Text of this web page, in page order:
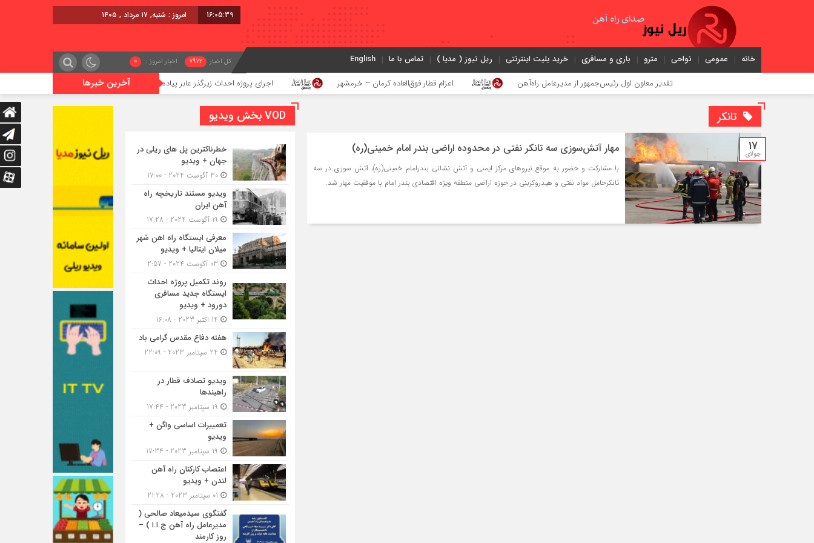
16:05:40 امروز : شنبه, ۱۷ مرداد , ۱۴۰۵
خانه عمومی نواحی مترو باری و مسافری خرید بلیت اینترنتی ریل نیوز ( مدیا ) تماس با ما English کل اخبار 7972 اخبار امروز : 0
آخرین خبرها تقدیر معاون اول رئیس‌جمهور از مدیرعامل راه‌آهن اعزام قطار فوق‌العاده کرمان – خرمشهر اجرای پروژه احداث زیرگذر عابر پیاده در حریم ریلی قائمشهر
تانکر
17
جولای مهار آتش‌سوزی سه تانکر نفتی در محدوده اراضی بندر امام خمینی(ره)
با مشارکت و‌ حضور به موقع نیروهای مرکز ایمنی و آتش نشانی بندرامام خمینی(ره)، آتش سوزی در سه
تانکرحامل مواد نفتی و هیدروکربنی در حوزه اراضی منطقه ویژه اقتصادی بندر امام با موفقیت مهار شد.
VOD بخش ویدیو
خطرناکترین پل های ریلی در
جهان + ویدیو
ویدیو مستند تاریخچه راه
آهن ایران
معرفی ایستگاه راه اهن شهر
میلان ایتالیا + ویدیو
روند تکمیل پروژه احداث
ایستگاه جدید مسافری
دورود + ویدیو
هفته دفاع مقدس گرامی باد
ویدیو تصادف قطار در
راهبندها
تعمییرات اساسی واگن +
ویدیو
اعتصاب کارکنان راه آهن
لندن + ویدیو
گفتگوی سیدمیعاد صالحی (
مدیرعامل راه آهن ج.ا.ا ) –
روز کارمند